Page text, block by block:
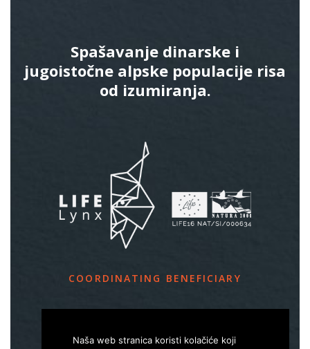
Spašavanje dinarske i
jugoistočne alpske populacije risa
od izumiranja.
COORDINATING BENEFICIARY
Večna pot 2, SI – 1000 Ljubljana
Naša web stranica koristi kolačiće koji